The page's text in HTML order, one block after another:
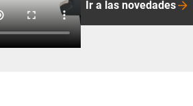
Ir a las novedades